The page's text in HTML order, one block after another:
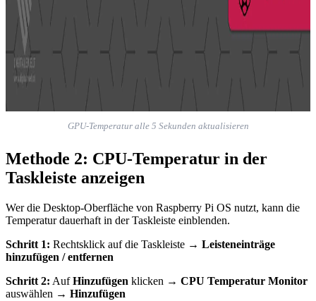
GPU-Temperatur alle 5 Sekunden aktualisieren
Methode 2: CPU-Temperatur in der
Taskleiste anzeigen
Wer die Desktop-Oberfläche von Raspberry Pi OS nutzt, kann die
Temperatur dauerhaft in der Taskleiste einblenden.
Schritt 1: Rechtsklick auf die Taskleiste → Leisteneinträge
hinzufügen / entfernen
Schritt 2: AufHinzufügen klicken → CPU Temperatur Monitor
auswählen → Hinzufügen